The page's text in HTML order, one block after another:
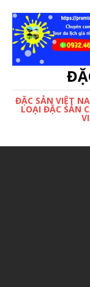
ĐẶC SẢN VIỆT
LOẠI ĐẶC SẢN